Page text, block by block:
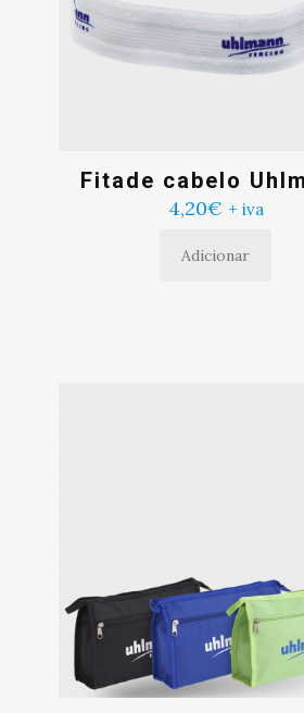
na
página
Fitade cabelo
4,20€ + iva
Adicionar